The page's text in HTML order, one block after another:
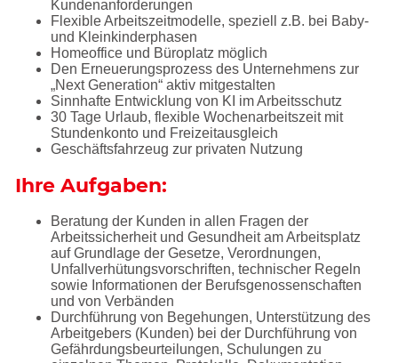
Kundenanforderungen
Flexible Arbeitszeitmodelle, speziell z.B. bei Baby-
und Kleinkinderphasen
Homeoffice und Büroplatz möglich
Den Erneuerungsprozess des Unternehmens zur
„Next Generation“ aktiv mitgestalten
Sinnhafte Entwicklung von KI im Arbeitsschutz
30 Tage Urlaub, flexible Wochenarbeitszeit mit
Stundenkonto und Freizeitausgleich
Geschäftsfahrzeug zur privaten Nutzung
Ihre Aufgaben:
Beratung der Kunden in allen Fragen der
Arbeitssicherheit und Gesundheit am Arbeitsplatz
auf Grundlage der Gesetze, Verordnungen,
Unfallverhütungsvorschriften, technischer Regeln
sowie Informationen der Berufsgenossenschaften
und von Verbänden
Durchführung von Begehungen, Unterstützung des
Arbeitgebers (Kunden) bei der Durchführung von
Gefährdungsbeurteilungen, Schulungen zu